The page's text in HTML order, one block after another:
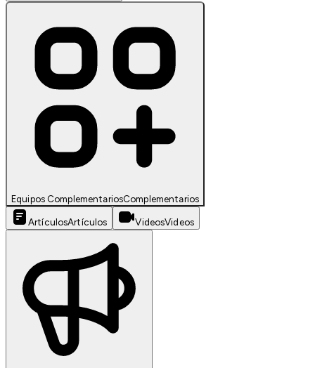
Equipos ComplementariosComplementarios
ArtículosArtículos VideosVideos